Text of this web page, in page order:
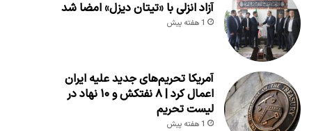
آزاد انزلی با «تیتان دیزل» امضا شد
1 هفته پیش
آمریکا تحریم‌های جدید علیه ایران
اعمال کرد | ۸ نفتکش و ۱۰ نهاد در
لیست تحریم
1 هفته پیش